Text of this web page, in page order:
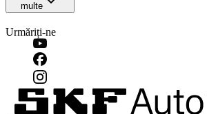
multe
Urmăriți-ne